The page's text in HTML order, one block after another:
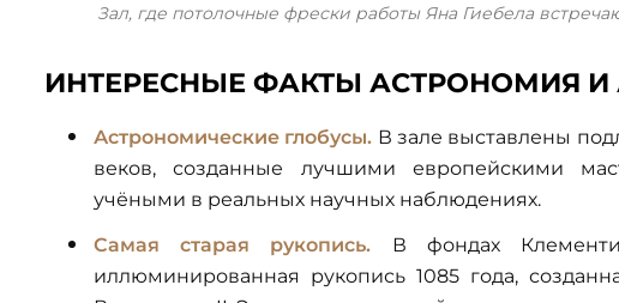
Зал, где потолочные фрески работы Яна Гиебела
ИНТЕРЕСНЫЕ ФАКТЫ АСТРОНОМИЯ
Астрономические глобусы. В зале выставлены
веков, созданные лучшими европейскими
учёными в реальных научных наблюдениях.
Самая старая рукопись. В фондах
иллюминированная рукопись 1085 года,